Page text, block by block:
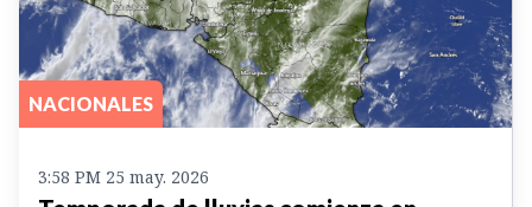
NACIONALES
3:58 PM 25 may. 2026